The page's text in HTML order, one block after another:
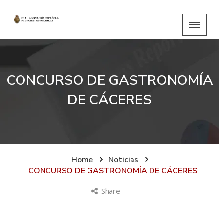
CONCURSO DE GASTRONOMÍA
DE CÁCERES
Home
Noticias
CONCURSO DE GASTRONOMÍA DE CÁCERES
Share